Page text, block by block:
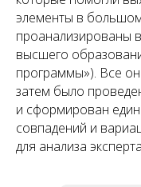
элементы в
проанализированы
высшего
программы»). Все
затем было
и сформирован
совпадений и
для анализа